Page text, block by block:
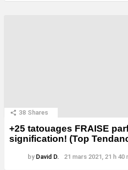
38 Shares
+25 tatouages ​​FRAISE
signification! (Top
by David D. 21 mars 2021, 21 h 40